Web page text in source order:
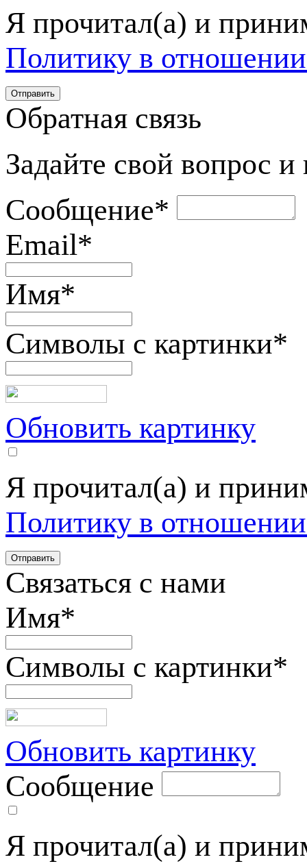
Я прочитал(а) и
Политику в
Обратная связь
Задайте свой вопрос
Сообщение*
Email*
Имя*
Символы с картинки*
Обновить картинку
Я прочитал(а) и
Политику в
Связаться с нами
Имя*
Символы с картинки*
Обновить картинку
Сообщение
Я прочитал(а) и